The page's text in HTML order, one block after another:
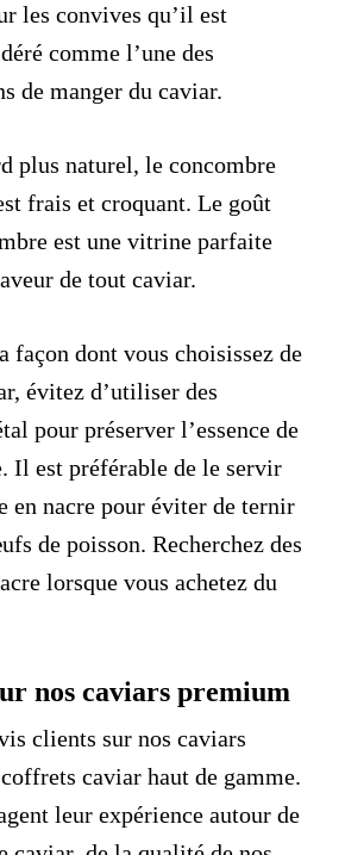
les convives qu’il est
comme l’une des
de manger du caviar.
plus naturel, le concombre
frais et croquant. Le goût
est une vitrine parfaite
de tout caviar.
façon dont vous choisissez de
évitez d’utiliser des
pour préserver l’essence de
Il est préférable de le servir
en nacre pour éviter de ternir
de poisson. Recherchez des
lorsque vous achetez du
nos caviars premium
clients sur nos caviars
coffrets caviar haut de gamme.
leur expérience autour de